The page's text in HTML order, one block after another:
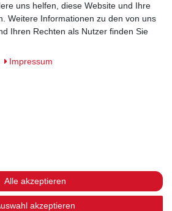
| AGB | Impressum
uns helfen, diese Website und Ihre
Weitere Informationen zu den von uns
Ihren Rechten als Nutzer finden Sie
Impressum
Alle akzeptieren
akzeptieren